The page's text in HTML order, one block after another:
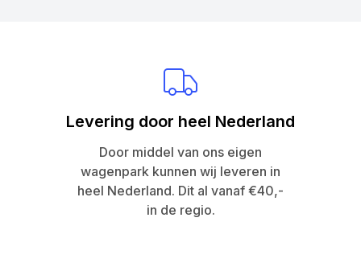
Levering door heel Nederland
Door middel van ons eigen
wagenpark kunnen wij leveren in
heel Nederland. Dit al vanaf €40,-
in de regio.